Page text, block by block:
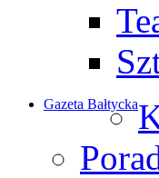
Gazeta Bałtycka